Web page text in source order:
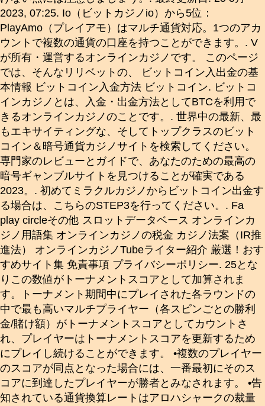
2023, 07:25. Io（ビットカジノio）から5位：
PlayAmo（プレイアモ）はマルチ通貨対応。1つのアカ
ウントで複数の通貨の口座を持つことができます。. V
が所有・運営するオンラインカジノです。 このページ
では、そんなリリベットの、 ビットコイン入出金の基
本情報 ビットコイン入金方法 ビットコイン. ビットコ
インカジノとは、入金・出金方法としてBTCを利用で
きるオンラインカジノのことです。. 世界中の最新、最
もエキサイティングな、そしてトップクラスのビット
コイン＆暗号通貨カジノサイトを検索してください。
専門家のレビューとガイドで、あなたのための最高の
暗号ギャンブルサイトを見つけることが確実である
2023。. 初めてミラクルカジノからビットコイン出金す
る場合は、こちらのSTEP3を行ってください。. Fa
play circleその他 スロットデータベース オンラインカ
ジノ用語集 オンラインカジノの税金 カジノ法案（IR推
進法） オンラインカジノTubeライター紹介 厳選！おす
すめサイト集 免責事項 プライバシーポリシー. 25とな
りこの数値がトーナメントスコアとして加算されま
す。トーナメント期間中にプレイされた各ラウンドの
中で最も高いマルチプライヤー（各スピンごとの勝利
金/賭け額）がトーナメントスコアとしてカウントさ
れ、プレイヤーはトーナメントスコアを更新するため
にプレイし続けることができます。 •複数のプレイヤー
のスコアが同点となった場合には、一番最初にそのス
コアに到達したプレイヤーが勝者とみなされます。 •告
知されている通貨換算レートはアロハシャークの裁量